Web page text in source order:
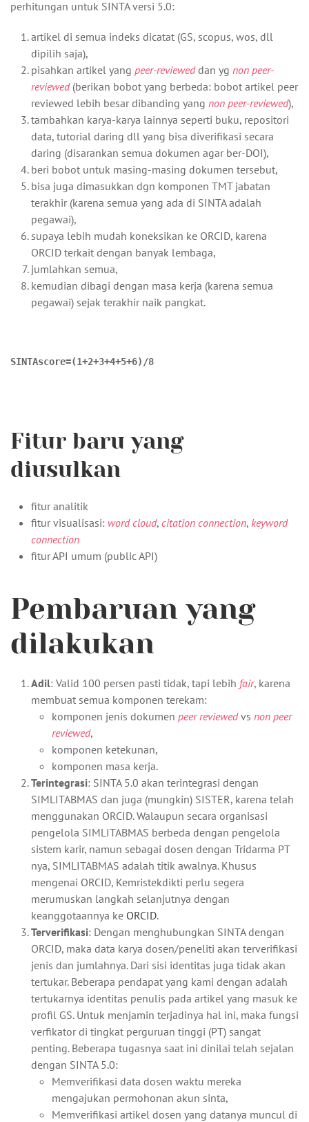
perhitungan untuk SINTA versi 5.0:
artikel di semua indeks dicatat (GS, scopus, wos, dll
dipilih saja),
pisahkan artikel yang peer-revieweddan yg non peer-
reviewed(berikan bobot yang berbeda: bobot artikel peer
reviewed lebih besar dibanding yang non peer-reviewed),
tambahkan karya-karya lainnya seperti buku, repositori
data, tutorial daring dll yang bisa diverifikasi secara
daring (disarankan semua dokumen agar ber-DOI),
beri bobot untuk masing-masing dokumen tersebut,
bisa juga dimasukkan dgn komponen TMT jabatan
terakhir (karena semua yang ada di SINTA adalah
pegawai),
supaya lebih mudah koneksikan ke ORCID, karena
ORCID terkait dengan banyak lembaga,
jumlahkan semua,
kemudian dibagi dengan masa kerja (karena semua
pegawai) sejak terakhir naik pangkat.
NTAscore = ( 1 + 2 + + 4 + 5 + 6
SINTAscore=(1+2+3+4+5+6)/8
Fitur baru yang
diusulkan
fitur analitik
fitur visualisasi: word cloud, citation connection, keyword
connection
fitur API umum (public API)
Pembaruan yang
dilakukan
Adil: Valid 100 persen pasti tidak, tapi lebih fair, karena
membuat semua komponen terekam:
komponen jenis dokumen peer reviewedvs non peer
reviewed,
komponen ketekunan,
komponen masa kerja.
Terintegrasi: SINTA 5.0 akan terintegrasi dengan
SIMLITABMAS dan juga (mungkin) SISTER, karena telah
menggunakan ORCID. Walaupun secara organisasi
pengelola SIMLITABMAS berbeda dengan pengelola
sistem karir, namun sebagai dosen dengan Tridarma PT
nya, SIMLITABMAS adalah titik awalnya. Khusus
mengenai ORCID, Kemristekdikti perlu segera
merumuskan langkah selanjutnya dengan
keanggotaannya ke ORCID.
Terverifikasi: Dengan menghubungkan SINTA dengan
ORCID, maka data karya dosen/peneliti akan terverifikasi
jenis dan jumlahnya. Dari sisi identitas juga tidak akan
tertukar. Beberapa pendapat yang kami dengan adalah
tertukarnya identitas penulis pada artikel yang masuk ke
profil GS. Untuk menjamin terjadinya hal ini, maka fungsi
verfikator di tingkat perguruan tinggi (PT) sangat
penting. Beberapa tugasnya saat ini dinilai telah sejalan
dengan SINTA 5.0:
Memverifikasi data dosen waktu mereka
mengajukan permohonan akun sinta,
Memverifikasi artikel dosen yang datanya muncul di